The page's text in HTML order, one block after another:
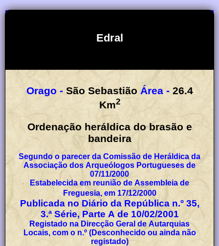
Edral
Orago - São Sebastião Área - 26.4
Km2
Ordenação heráldica do brasão e
bandeira
Segundo o parecer da Comissão de Heráldica da
Associação dos Arqueólogos Portugueses de
07/11/2000
Estabelecida em reunião de Assembleia de
Freguesia, em 17/12/2000
Publicada no Diário da República n.º 35,
3.ª Série, Parte A de 10/02/2001
Registado na Direcção Geral de Autarquias
Locais, com o n.º (Desconhecido ou ainda não
registado)